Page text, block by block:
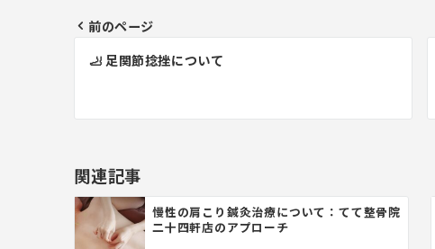
ナ
ゲ
ー
シ
前のページ
🦶 足関節捻挫について
関連記事
慢性の肩こり鍼灸治療について：てて整骨院
二十四軒店のアプローチ